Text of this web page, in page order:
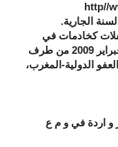
http//
الجارية.
كخادمات في
البيوت"، الذي يضم 29 جمعية، تأسس في فبراير 2009 من طرف
الدولية-المغرب،
و اردة في و م ع